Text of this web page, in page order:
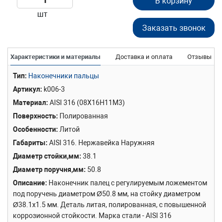
шт
Заказать звонок
Характеристики и материалы Доставка и оплата Отзывы
Тип Наконечники пальцы
Артикул k006-3
Материал AISI 316 (08Х16Н11М3)
Поверхность Полированная
Особенности Литой
Габариты AISI 316. Нержавейка Наружняя
Диаметр стойки,мм 38.1
Диаметр поручня,мм 50.8
Описание Наконечник палец с регулируемым ложементом
под поручень диаметром Ø50.8 мм, на стойку диаметром
Ø38.1х1.5 мм. Деталь литая, полированная, с повышенной
коррозионной стойкости. Марка стали - AISI 316